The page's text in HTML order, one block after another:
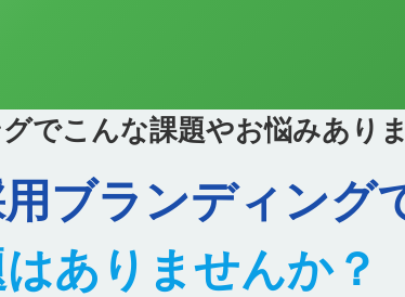
でこんな課題やお悩みあり
ブランディング
ありませんか？